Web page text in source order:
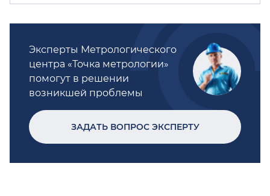
Эксперты Метрологического
центра «Точка метрологии»
помогут в решении
возникшей проблемы
ЗАДАТЬ ВОПРОС ЭКСПЕРТУ